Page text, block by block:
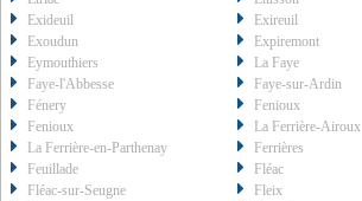
Exideuil
Exireuil
Exoudun
Expiremont
Eymouthiers
La Faye
Faye-l'Abbesse
Faye-sur-Ardin
Fénery
Fenioux
Fenioux
La Ferrière-Airoux
La Ferrière-en-Parthenay
Ferrières
Feuillade
Fléac
Fléac-sur-Seugne
Fleix